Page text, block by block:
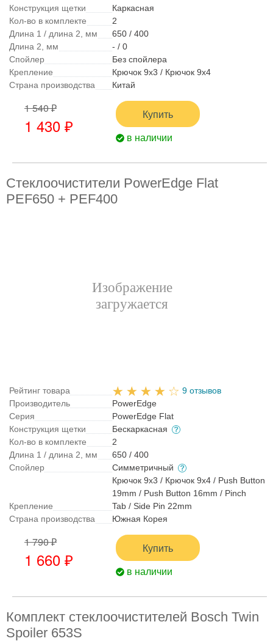
Конструкция щетки
Каркасная
Кол-во в комплекте
2
Длина 1 / длина 2, мм
650 / 400
Длина 2, мм
- / 0
Спойлер
Без спойлера
Крепление
Крючок 9x3 / Крючок 9x4
Страна производства
Китай
1 540 ₽
1 430 ₽
Купить
в наличии
Стеклоочистители PowerEdge Flat
PEF650 + PEF400
Рейтинг товара
9 отзывов
Производитель
PowerEdge
Серия
PowerEdge Flat
Конструкция щетки
Бескаркасная
Кол-во в комплекте
2
Длина 1 / длина 2, мм
650 / 400
Спойлер
Симметричный
Крепление
Крючок 9x3 / Крючок 9x4 / Push Button
19mm / Push Button 16mm / Pinch
Tab / Side Pin 22mm
Страна производства
Южная Корея
1 790 ₽
1 660 ₽
Купить
в наличии
Комплект стеклоочистителей Bosch Twin
Spoiler 653S